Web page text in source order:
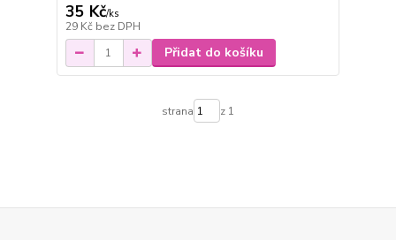
35 Kč/ks
29 Kč bez DPH
Přidat do košíku
strana z 1